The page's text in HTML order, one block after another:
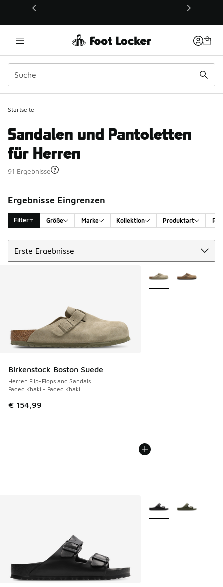
Dieser Link öffnet sich in einem neuen Fenster
Startseite
Sandalen und Pantoletten
für Herren
91 Ergebnisse
Ergebnisse Eingrenzen
Filter Größe Marke Kollektion Produktart
Search Results
Birkenstock Boston Suede
Herren Flip-Flops and Sandals
Faded Khaki - Faded Khaki
€ 154,99
Weitere Farben
Weitere Farben